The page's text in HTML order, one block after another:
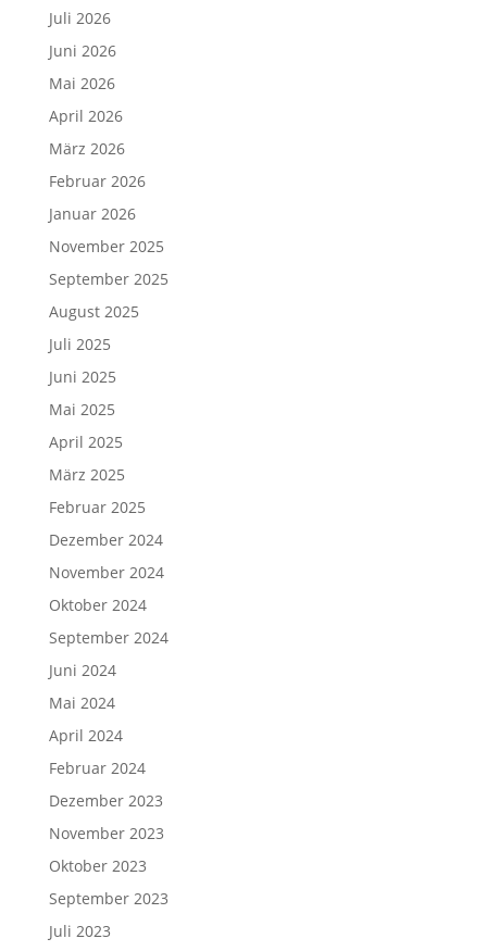
Juli 2026
Juni 2026
Mai 2026
April 2026
März 2026
Februar 2026
Januar 2026
November 2025
September 2025
August 2025
Juli 2025
Juni 2025
Mai 2025
April 2025
März 2025
Februar 2025
Dezember 2024
November 2024
Oktober 2024
September 2024
Juni 2024
Mai 2024
April 2024
Februar 2024
Dezember 2023
November 2023
Oktober 2023
September 2023
Juli 2023